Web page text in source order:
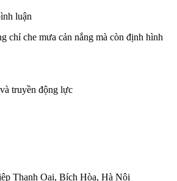
luận
chỉ che mưa cản nắng mà còn định hình
truyền động lực
Thanh Oai, Bích Hòa, Hà Nội